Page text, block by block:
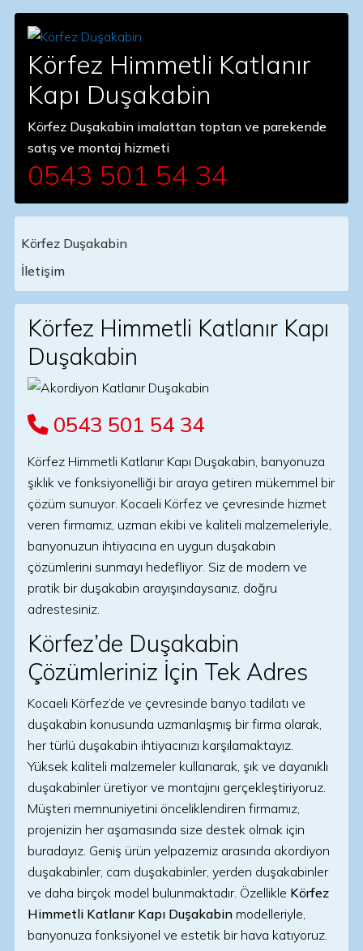
Körfez Himmetli Katlanır
Kapı Duşakabin
Körfez Duşakabin imalattan toptan ve parekende
satış ve montaj hizmeti
0543 501 54 34
Main Navigation
Körfez Duşakabin
İletişim
Körfez Himmetli Katlanır Kapı
Duşakabin
0543 501 54 34
Körfez Himmetli Katlanır Kapı Duşakabin, banyonuza
şıklık ve fonksiyonelliği bir araya getiren mükemmel bir
çözüm sunuyor. Kocaeli Körfez ve çevresinde hizmet
veren firmamız, uzman ekibi ve kaliteli malzemeleriyle,
banyonuzun ihtiyacına en uygun duşakabin
çözümlerini sunmayı hedefliyor. Siz de modern ve
pratik bir duşakabin arayışındaysanız, doğru
adrestesiniz.
Körfez’de Duşakabin
Çözümleriniz İçin Tek Adres
Kocaeli Körfez’de ve çevresinde banyo tadilatı ve
duşakabin konusunda uzmanlaşmış bir firma olarak,
her türlü duşakabin ihtiyacınızı karşılamaktayız.
Yüksek kaliteli malzemeler kullanarak, şık ve dayanıklı
duşakabinler üretiyor ve montajını gerçekleştiriyoruz.
Müşteri memnuniyetini önceliklendiren firmamız,
projenizin her aşamasında size destek olmak için
buradayız. Geniş ürün yelpazemiz arasında akordiyon
duşakabinler, cam duşakabinler, yerden duşakabinler
ve daha birçok model bulunmaktadır. Özellikle Körfez
Himmetli Katlanır Kapı Duşakabin modelleriyle,
banyonuza fonksiyonel ve estetik bir hava katıyoruz.